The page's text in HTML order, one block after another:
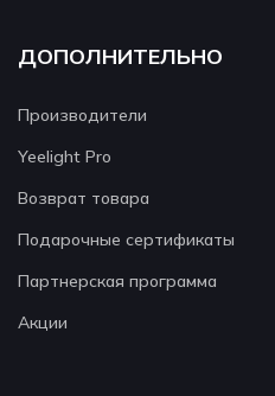
ДОПОЛНИТЕЛЬНО
Производители
Yeelight Pro
Возврат товара
Подарочные сертификаты
Партнерская программа
Акции